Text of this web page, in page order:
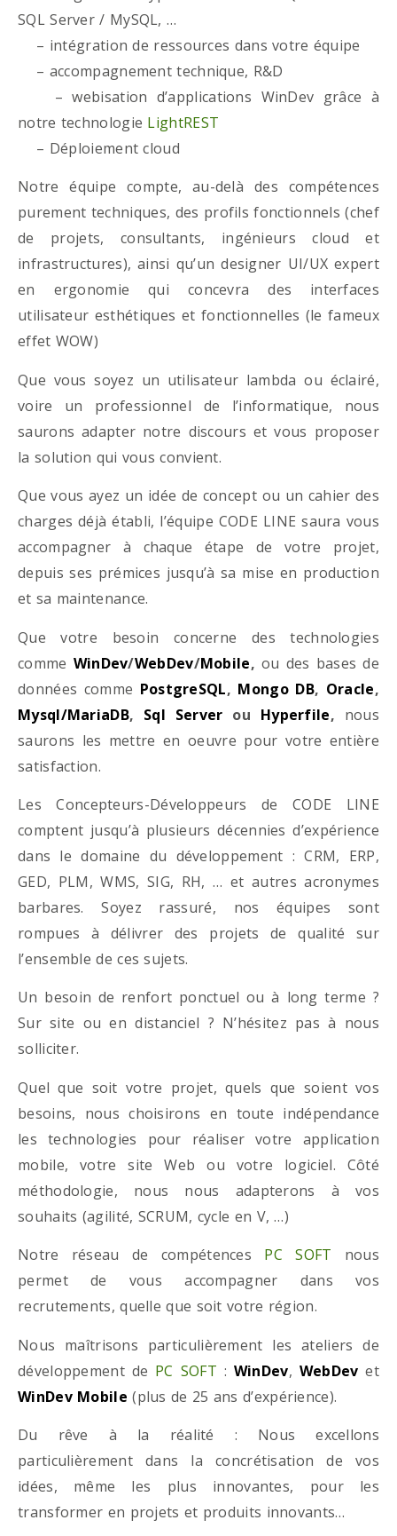
SQL Server / MySQL, …
– intégration de ressources dans votre équipe
– accompagnement technique, R&D
– webisation d’applications WinDev grâce à
notre technologie LightREST
– Déploiement cloud
Notre équipe compte, au-delà des compétences
purement techniques, des profils fonctionnels (chef
de projets, consultants, ingénieurs cloud et
infrastructures), ainsi qu’un designer UI/UX expert
en ergonomie qui concevra des interfaces
utilisateur esthétiques et fonctionnelles (le fameux
effet WOW)
Que vous soyez un utilisateur lambda ou éclairé,
voire un professionnel de l’informatique, nous
saurons adapter notre discours et vous proposer
la solution qui vous convient.
Que vous ayez un idée de concept ou un cahier des
charges déjà établi, l’équipe CODE LINE saura vous
accompagner à chaque étape de votre projet,
depuis ses prémices jusqu’à sa mise en production
et sa maintenance.
Que votre besoin concerne des technologies
comme WinDev/WebDev/Mobile, ou des bases de
données comme PostgreSQL, Mongo DB, Oracle,
Mysql/MariaDB, Sql Server ou Hyperfile, nous
saurons les mettre en oeuvre pour votre entière
satisfaction.
Les Concepteurs-Développeurs de CODE LINE
comptent jusqu’à plusieurs décennies d’expérience
dans le domaine du développement : CRM, ERP,
GED, PLM, WMS, SIG, RH, … et autres acronymes
barbares. Soyez rassuré, nos équipes sont
rompues à délivrer des projets de qualité sur
l’ensemble de ces sujets.
Un besoin de renfort ponctuel ou à long terme ?
Sur site ou en distanciel ? N’hésitez pas à nous
solliciter.
Quel que soit votre projet, quels que soient vos
besoins, nous choisirons en toute indépendance
les technologies pour réaliser votre application
mobile, votre site Web ou votre logiciel. Côté
méthodologie, nous nous adapterons à vos
souhaits (agilité, SCRUM, cycle en V, …)
Notre réseau de compétences PC SOFT nous
permet de vous accompagner dans vos
recrutements, quelle que soit votre région.
Nous maîtrisons particulièrement les ateliers de
développement de PC SOFT : WinDev, WebDev et
WinDev Mobile (plus de 25 ans d’expérience).
Du rêve à la réalité : Nous excellons
particulièrement dans la concrétisation de vos
idées, même les plus innovantes, pour les
transformer en projets et produits innovants…